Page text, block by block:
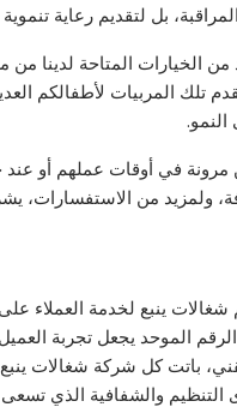
بل لتقديم رعاية
من الخيارات المتاحة لدينا
تلك المربيات لأطفالكم
مرونة في أوقات عملهم أو
ولمزيد من الاستفسارات،
ينبع لخدمة العملاء
الموحد يجعل تجربة
باتت كل شركة شغالات
والشفافية الذي